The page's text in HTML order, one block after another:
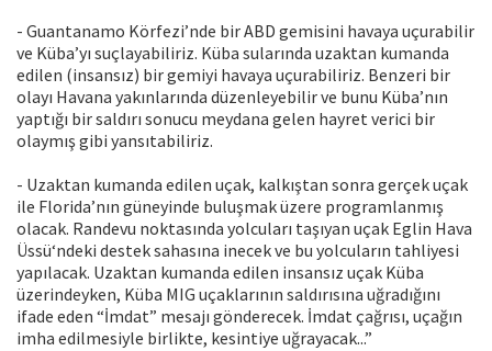
- Guantanamo Körfezi’nde bir ABD gemisini havaya uçurabilir
ve Küba’yı suçlayabiliriz. Küba sularında uzaktan kumanda
edilen (insansız) bir gemiyi havaya uçurabiliriz. Benzeri bir
olayı Havana yakınlarında düzenleyebilir ve bunu Küba’nın
yaptığı bir saldırı sonucu meydana gelen hayret verici bir
olaymış gibi yansıtabiliriz.
- Uzaktan kumanda edilen uçak, kalkıştan sonra gerçek uçak
ile Florida’nın güneyinde buluşmak üzere programlanmış
olacak. Randevu noktasında yolcuları taşıyan uçak Eglin Hava
Üssü‘ndeki destek sahasına inecek ve bu yolcuların tahliyesi
yapılacak. Uzaktan kumanda edilen insansız uçak Küba
üzerindeyken, Küba MIG uçaklarının saldırısına uğradığını
ifade eden “İmdat” mesajı gönderecek. İmdat çağrısı, uçağın
imha edilmesiyle birlikte, kesintiye uğrayacak...”